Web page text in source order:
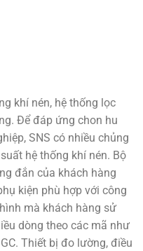
khí nén, hệ thống lọc
Để đáp ứng chon hu
SNS có nhiều chủng
hệ thống khí nén. Bộ
đắn của khách hàng
kiện phù hợp với công
mà khách hàng sử
dòng theo các mã như
GC. Thiết bị đo lường, điều